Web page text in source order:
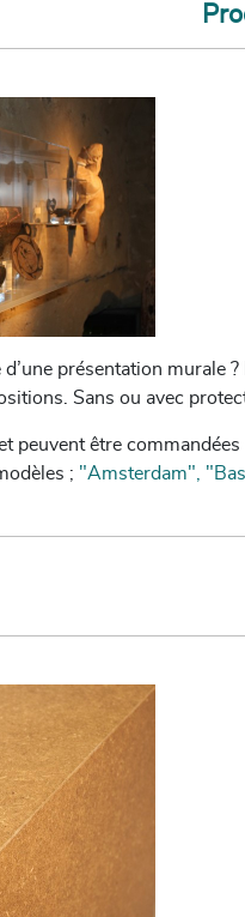
d’une présentation
Sans ou avec
et peuvent être
; "Amsterdam",